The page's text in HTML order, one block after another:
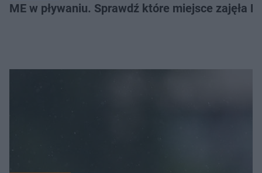
ME w pływaniu. Sprawdź które miejsce zajęła